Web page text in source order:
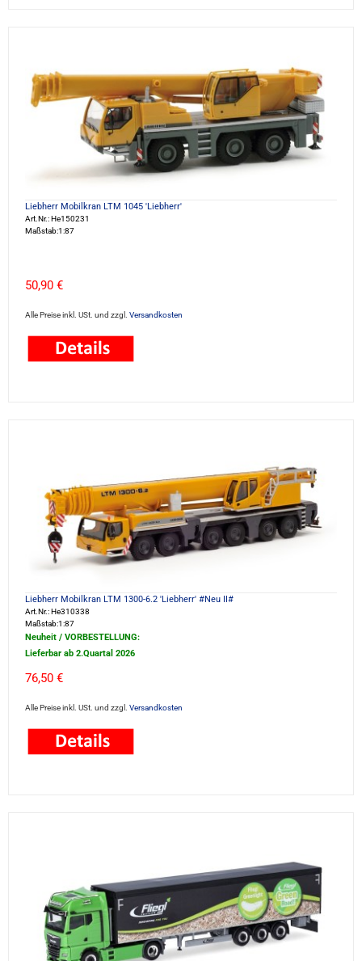
Liebherr Mobilkran LTM 1045 'Liebherr'
Art.Nr.: He150231
Maßstab:1:87
50,90 €
Alle Preise inkl. USt. und zzgl. Versandkosten
Liebherr Mobilkran LTM 1300-6.2 'Liebherr' #Neu II#
Art.Nr.: He310338
Maßstab:1:87
Neuheit / VORBESTELLUNG:
Lieferbar ab 2.Quartal 2026
76,50 €
Alle Preise inkl. USt. und zzgl. Versandkosten